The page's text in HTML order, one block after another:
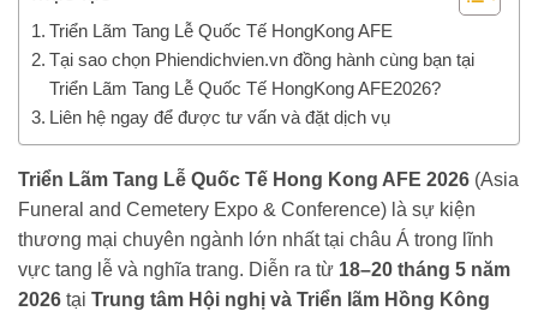
Triển Lãm Tang Lễ Quốc Tế HongKong AFE
Tại sao chọn Phiendichvien.vn đồng hành cùng bạn tại
Triển Lãm Tang Lễ Quốc Tế HongKong AFE2026?
Liên hệ ngay để được tư vấn và đặt dịch vụ
Triển Lãm Tang Lễ Quốc Tế Hong Kong AFE 2026 (Asia
Funeral and Cemetery Expo & Conference) là sự kiện
thương mại chuyên ngành lớn nhất tại châu Á trong lĩnh
vực tang lễ và nghĩa trang. Diễn ra từ 18–20 tháng 5 năm
2026 tại Trung tâm Hội nghị và Triển lãm Hồng Kông